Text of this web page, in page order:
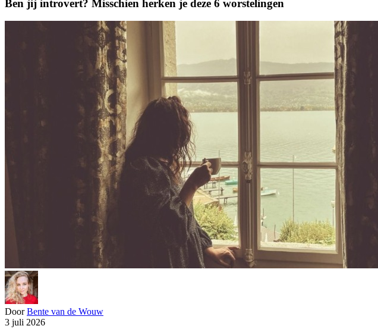
Ben jij introvert? Misschien herken je deze 6 worstelingen
Door Bente van de Wouw
3 juli 2026